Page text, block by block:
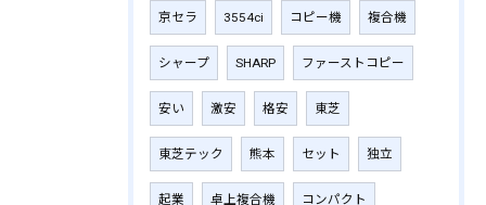
京セラ 3554ci コピー機 複合機
シャープ SHARP ファーストコピー
安い 激安 格安 東芝
東芝テック 熊本 セット 独立
起業 卓上複合機 コンパクト